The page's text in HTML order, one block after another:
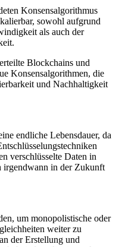
Konsensalgorithmus
sowohl aufgrund
als auch der
Blockchains und
Konsensalgorithmen, die
und Nachhaltigkeit
endliche Lebensdauer, da
verschlüsselte Daten in
irgendwann in der Zukunft
um monopolistische oder
weiter zu
der Erstellung und